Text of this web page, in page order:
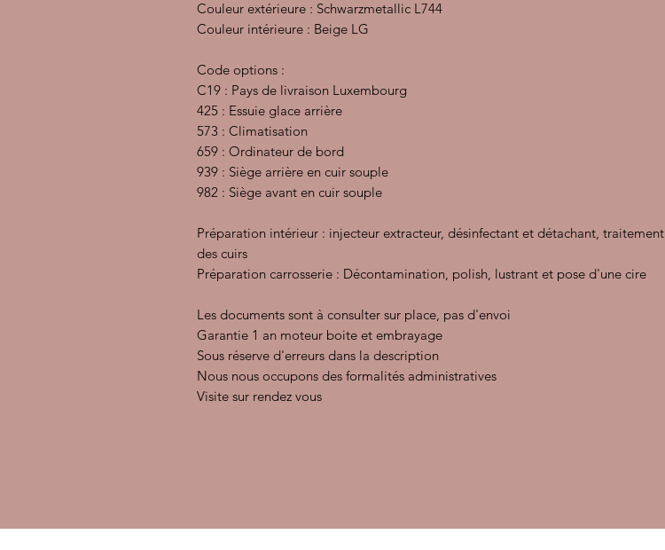
Couleur extérieure : Schwarzmetallic L744
Couleur intérieure : Beige LG
Code options :
C19 : Pays de livraison Luxembourg
425 : Essuie glace arrière
573 : Climatisation
659 : Ordinateur de bord
939 : Siège arrière en cuir souple
982 : Siège avant en cuir souple
Préparation intérieur : injecteur extracteur, désinfectant et détachant, traitement
des cuirs
Préparation carrosserie : Décontamination, polish, lustrant et pose d'une cire
Les documents sont à consulter sur place, pas d'envoi
Garantie 1 an moteur boite et embrayage
Sous réserve d'erreurs dans la description
Nous nous occupons des formalités administratives
Visite sur rendez vous